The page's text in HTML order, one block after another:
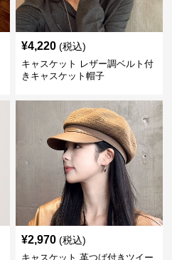
¥4,220 (税込)
キャスケット レザー調ベルト付
きキャスケット帽子
¥2,970 (税込)
キャスケット 革つば付きツイー